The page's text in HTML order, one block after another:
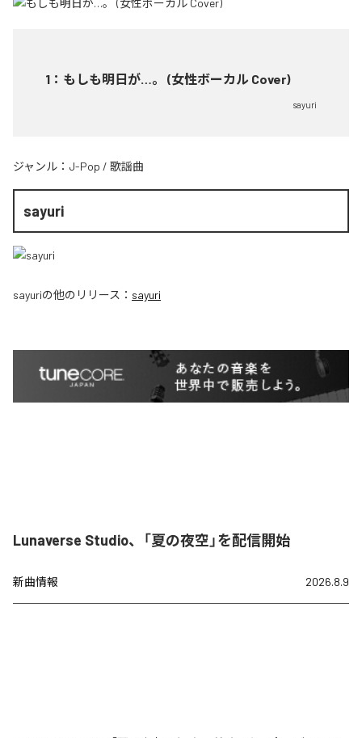
1 ： もしも明日が…。 (女性ボーカル Cover)
sayuri
ジャンル： J-Pop / 歌謡曲
sayuri
sayuriの他のリリース： sayuri
Lunaverse Studio、「夏の夜空」を配信開始
新曲情報 2026.8.9